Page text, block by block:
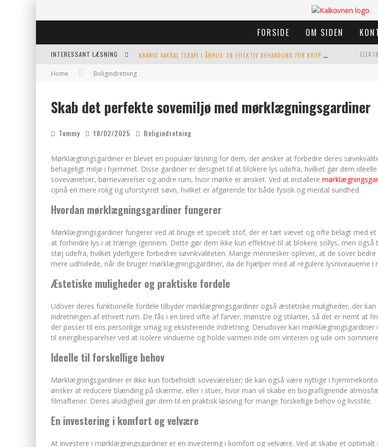
FORSIDE OM SIDEN
INTERESSANT LÆSNING K
RANIO SAKRAL TERAPI I ÅRHUS: EN EFFEKTIV BEHANDLING FOR KROP OG SIND
FORDELE VED KEMISK PEELING TIL HUDFORBEDRING
Home Boligindretning
Skab det perfekte sovemiljø med mørklægningsgardiner
Tommy 18/02/2025 Boligindretning
Mørklægningsgardiner er blevet en populær løsning for dem, der ønsker at forbedre deres
behageligt miljø i hjemmet. Disse gardiner er designet til at blokere lys udefra, hvilket gør dem
soveværelser, børneværelser og andre rum, hvor mørke er ønsket. Ved at installere
opnå en mere rolig og uforstyrret søvn, hvilket er afgørende for både fysisk og mental sundhed.
Hvordan mørklægningsgardiner fungerer
Mørklægningsgardiner fungerer ved at bruge et specielt stof, der er tæt vævet og ofte belagt med
at forhindre lys i at trænge igennem. Dette gør dem ikke kun effektive til at blokere sollys, men også
støj udefra, hvilket yderligere forbedrer søvnkvaliteten. Mange mennesker oplever, at de sover
mere udhvilede, når de bruger mørklægningsgardiner, da de hjælper med at regulere lysniveauerne i
Æstetiske muligheder og praktiske fordele
Udover deres funktionelle fordele tilbyder mørklægningsgardiner også æstetiske muligheder, der kan
indretningen af ethvert rum. De fås i en bred vifte af farver, mønstre og stilarter, så det er nemt at
der passer til ens personlige smag og eksisterende indretning. Derudover kan mørklægningsgardiner
til energibesparelser ved at isolere vinduerne og holde varmen inde om vinteren og ude om
Ideelle til forskellige behov
Mørklægningsgardiner er ikke kun forbeholdt soveværelser; de kan også være nyttige i
ønsker at reducere blænding på skærme, eller i stuer, hvor man vil skabe en biograflignende
filmaftener. Deres alsidighed gør dem til en praktisk løsning for mange forskellige behov og livsstile.
En investering i komfort og velvære
At investere i mørklægningsgardiner er en investering i komfort og velvære. Ved at skabe et optimalt